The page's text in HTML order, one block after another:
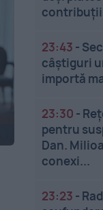
contribuții
23:43 -
câștiguri
importă
23:30 -
pentru
Dan.
conexi...
23:23 -